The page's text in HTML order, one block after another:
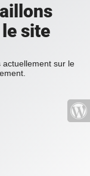
site
sur le